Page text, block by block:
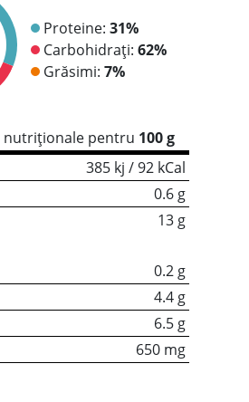
Proteine: 31%
Carbohidrați: 62%
Grăsimi: 7%
nutriționale pentru 100 g
385 kj / 92 kCal
0.6 g
13 g
0.2 g
4.4 g
6.5 g
650 mg